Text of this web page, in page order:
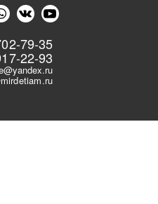
79-35
22-93